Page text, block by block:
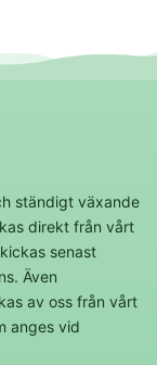
ständigt växande
direkt från vårt
senast
Även
av oss från vårt
anges vid